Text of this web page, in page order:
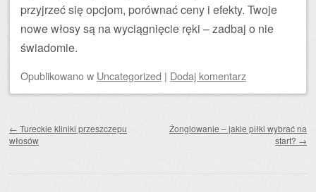
przyjrzeć się opcjom, porównać ceny i efekty. Twoje
nowe włosy są na wyciągnięcie ręki – zadbaj o nie
świadomie.
Opublikowanow Uncategorized | Dodaj komentarz
← Tureckie kliniki przeszczepu
włosów
Żonglowanie – jakie piłki wybrać na
start? →